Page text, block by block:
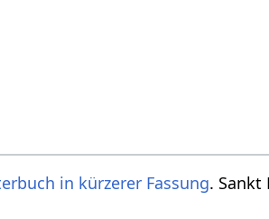
in kürzerer Fassung. Sankt